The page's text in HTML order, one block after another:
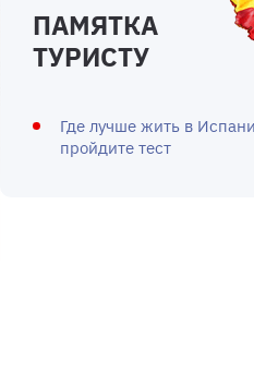
ПАМЯТКА
ТУРИСТУ
Где лучше жить в
пройдите тест